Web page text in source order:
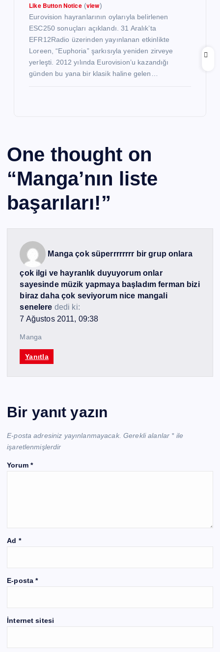
Like Button Notice(view)
Eurovision hayranlarının oylarıyla belirlenen
ESC250 sonuçları açıklandı. 31 Aralık’ta
EFR12Radio üzerinden yayınlanan etkinlikte
Loreen, “Euphoria” şarkısıyla yeniden zirveye
yerleşti. 2012 yılında Eurovision’u kazandığı
günden bu yana bir klasik haline gelen…
One thought on
“Manga’nın liste
başarıları!”
Manga çok süperrrrrrrr bir grup onlara
çok ilgi ve hayranlık duyuyorum onlar
sayesinde müzik yapmaya başladım ferman bizi
biraz daha çok seviyorum nice mangali
senelere dedi ki:
7 Ağustos 2011, 09:38
Manga
Yanıtla
Bir yanıt yazın
E-posta adresiniz yayınlanmayacak. Gerekli alanlar *ile
işaretlenmişlerdir
Yorum *
Ad *
E-posta*
İnternet sitesi